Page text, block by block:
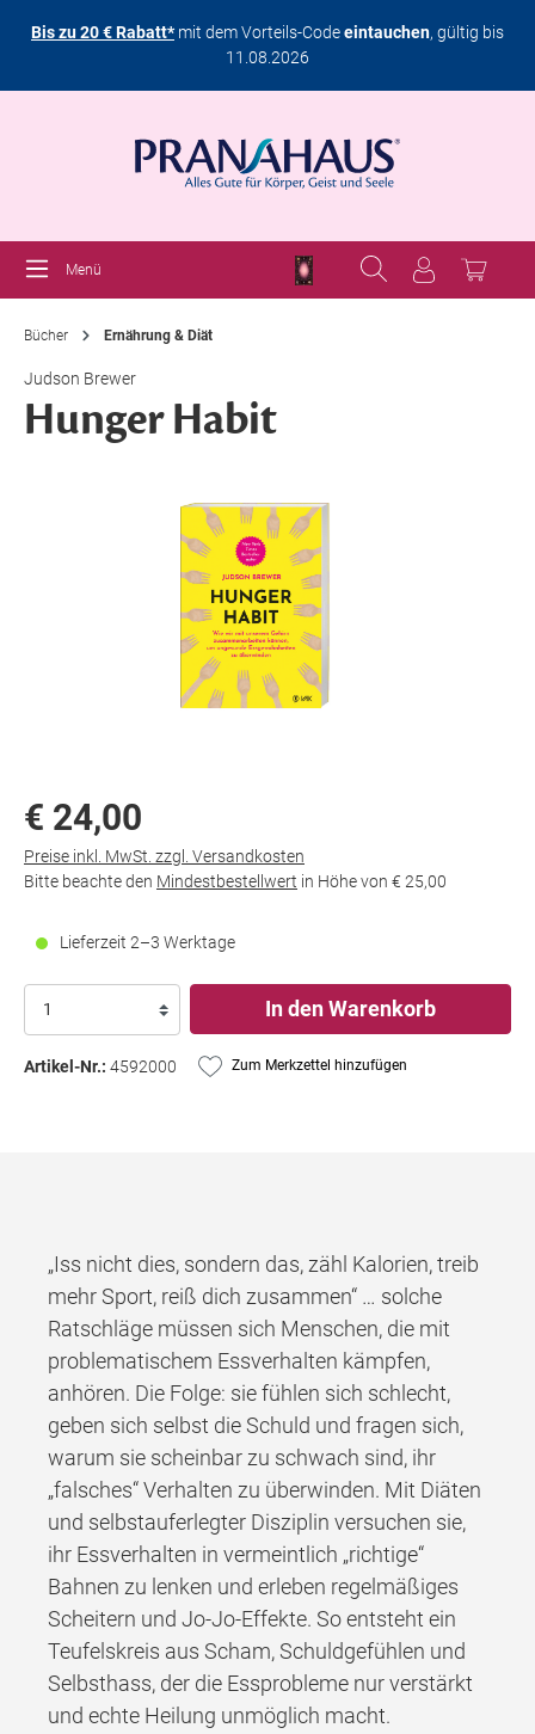
Bis zu 20 € Rabatt*mit dem Vorteils-Codeeintauchen, gültig bis
11.08.2026
Menü
Bücher Ernährung & Diät
Judson Brewer
Hunger Habit
€ 24,00
Preise inkl. MwSt. zzgl. Versandkosten
Bitte beachte den Mindestbestellwert in Höhe von € 25,00
Lieferzeit 2–3 Werktage
In den Warenkorb
Artikel-Nr.: 4592000 Zum Merkzettel hinzufügen
„Iss nicht dies, sondern das, zähl Kalorien, treib
mehr Sport, reiß dich zusammen“ … solche
Ratschläge müssen sich Menschen, die mit
problematischem Essverhalten kämpfen,
anhören. Die Folge: sie fühlen sich schlecht,
geben sich selbst die Schuld und fragen sich,
warum sie scheinbar zu schwach sind, ihr
„falsches“ Verhalten zu überwinden. Mit Diäten
und selbstauferlegter Disziplin versuchen sie,
ihr Essverhalten in vermeintlich „richtige“
Bahnen zu lenken und erleben regelmäßiges
Scheitern und Jo-Jo-Effekte. So entsteht ein
Teufelskreis aus Scham, Schuldgefühlen und
Selbsthass, der die Essprobleme nur verstärkt
und echte Heilung unmöglich macht.